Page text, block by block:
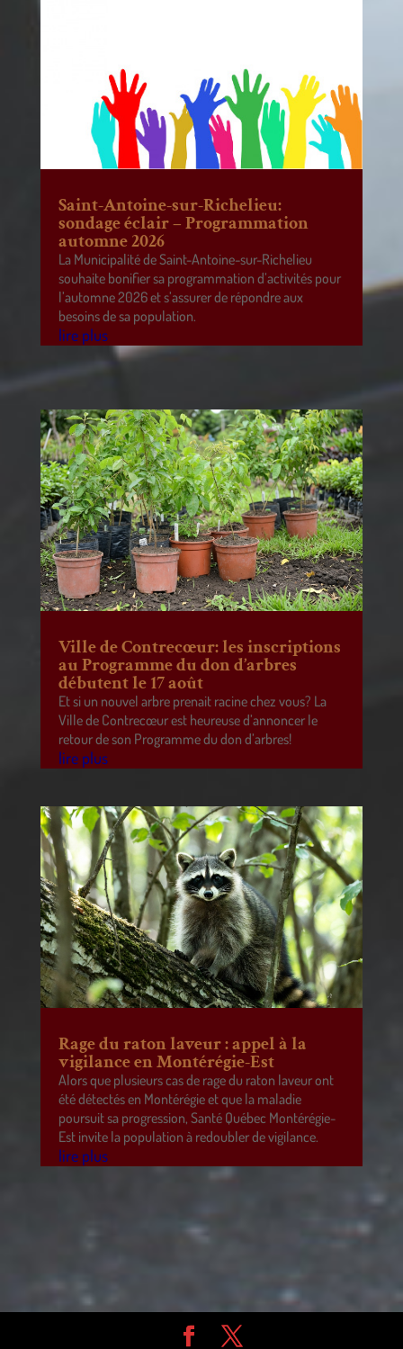
Saint-Antoine-sur-Richelieu:
sondage éclair – Programmation
automne 2026
La Municipalité de Saint-Antoine-sur-Richelieu
souhaite bonifier sa programmation d’activités pour
l’automne 2026 et s’assurer de répondre aux
besoins de sa population.
lire plus
Ville de Contrecœur: les inscriptions
au Programme du don d’arbres
débutent le 17 août
Et si un nouvel arbre prenait racine chez vous? La
Ville de Contrecœur est heureuse d’annoncer le
retour de son Programme du don d’arbres!
lire plus
Rage du raton laveur : appel à la
vigilance en Montérégie-Est
Alors que plusieurs cas de rage du raton laveur ont
été détectés en Montérégie et que la maladie
poursuit sa progression, Santé Québec Montérégie-
Est invite la population à redoubler de vigilance.
lire plus